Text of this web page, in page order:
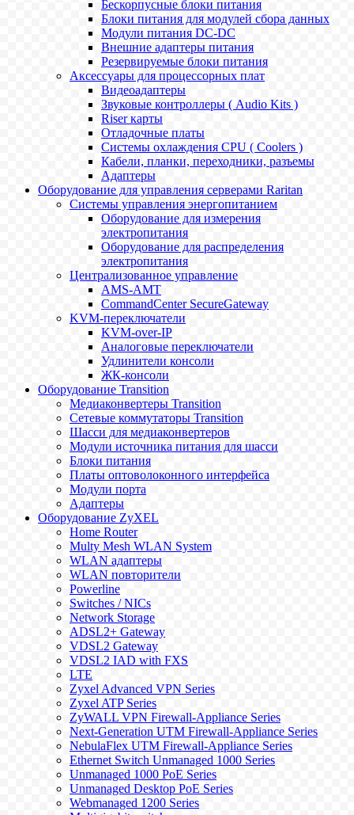
Бескорпусные блоки питания
Блоки питания для модулей сбора данных
Модули питания DC-DC
Внешние адаптеры питания
Резервируемые блоки питания
Аксессуары для процессорных плат
Видеоадаптеры
Звуковые контроллеры ( Audio Kits )
Riser карты
Отладочные платы
Системы охлаждения CPU ( Coolers )
Кабели, планки, переходники, разъемы
Адаптеры
Оборудование для управления серверами Raritan
Системы управления энергопитанием
Оборудование для измерения
электропитания
Оборудование для распределения
электропитания
Централизованное управление
AMS-AMT
CommandCenter SecureGateway
KVM-переключатели
KVM-over-IP
Аналоговые переключатели
Удлинители консоли
ЖК-консоли
Оборудование Transition
Медиаконвертеры Transition
Сетевые коммутаторы Transition
Шасси для медиаконвертеров
Модули источника питания для шасси
Блоки питания
Платы оптоволоконного интерфейса
Модули порта
Адаптеры
Оборудование ZyXEL
Home Router
Multy Mesh WLAN System
WLAN адаптеры
WLAN повторители
Powerline
Switches / NICs
Network Storage
ADSL2+ Gateway
VDSL2 Gateway
VDSL2 IAD with FXS
LTE
Zyxel Advanced VPN Series
Zyxel ATP Series
ZyWALL VPN Firewall-Appliance Series
Next-Generation UTM Firewall-Appliance Series
NebulaFlex UTM Firewall-Appliance Series
Ethernet Switch Unmanaged 1000 Series
Unmanaged 1000 PoE Series
Unmanaged Desktop PoE Series
Webmanaged 1200 Series